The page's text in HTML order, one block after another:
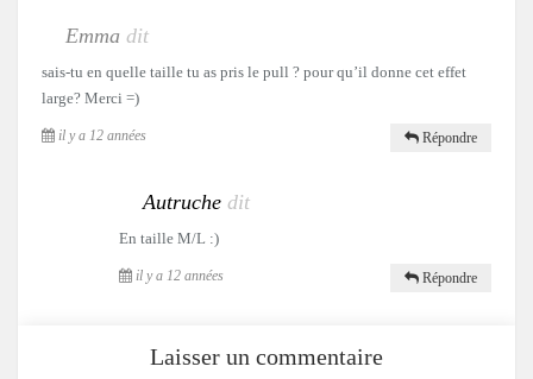
Emma dit
sais-tu en quelle taille tu as pris le pull ? pour qu’il donne cet effet
large? Merci =)
il y a 12 années Répondre
Autruche dit
En taille M/L :)
il y a 12 années Répondre
Laisser un commentaire